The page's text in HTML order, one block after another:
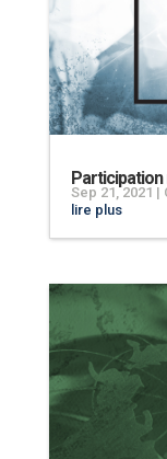
Sep 21, 2021 |
lire plus